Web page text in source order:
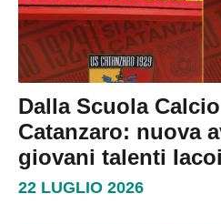
Dalla Scuola
Catanzaro: nuova
giovani talenti
22 LUGLIO 2026